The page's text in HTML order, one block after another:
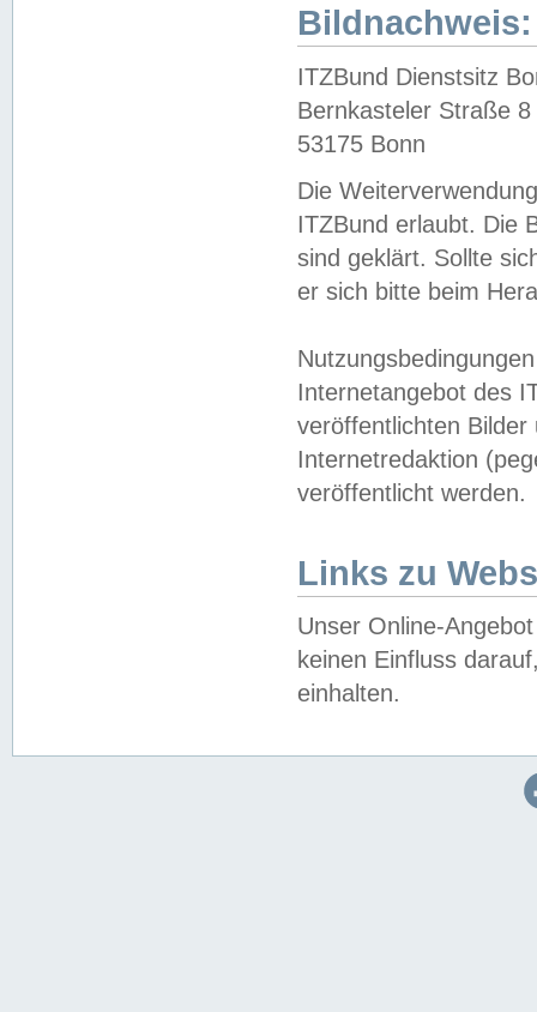
Bildnachweis:
ITZBund Dienstsitz
Bernkasteler Straße 8
53175 Bonn
Die
ITZBund erlaubt. Die
sind geklärt. Sollte
er sich bitte beim
Internetangebot des
veröffentlichten
Internetredaktion
veröffentlicht werden.
Links zu
Unser Online-
keinen Einfluss
einhalten.